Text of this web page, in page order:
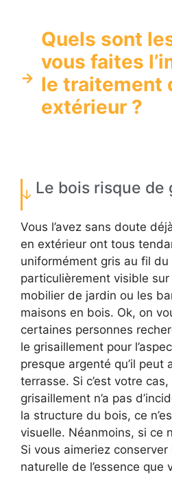
Quels sont
vous faites
le traitement
extérieur ?
Le bois risque de
Vous l’avez sans doute
en extérieur ont tous
uniformément gris au fil du
particulièrement visible
mobilier de jardin ou les
maisons en bois. Ok, on
certaines personnes
le grisaillement pour
presque argenté qu’il peut
terrasse. Si c’est votre
grisaillement n’a pas
la structure du bois, ce
visuelle. Néanmoins, si ce
Si vous aimeriez
naturelle de l’essence que